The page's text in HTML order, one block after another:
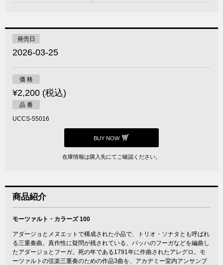
発売日
2026-03-25
価 格
¥2,200 (税込)
品 番
UCCS-55016
BUY NOW
在庫情報は購入先にてご確認ください。
商品紹介
モーツァルト・カラーズ 100
アダージョとメヌエットで構成された小品で、トリオ・ソナタとも呼ばれ
る三重奏曲。真作性に疑問が残されている、バッハのフーガなどを編曲し
たアダージョとフーガ。死の年である1791年に作曲されたアレグロ。モ
ーツァルトの弦楽三重奏のための作品3曲を、アカデミー室内アンサンブ